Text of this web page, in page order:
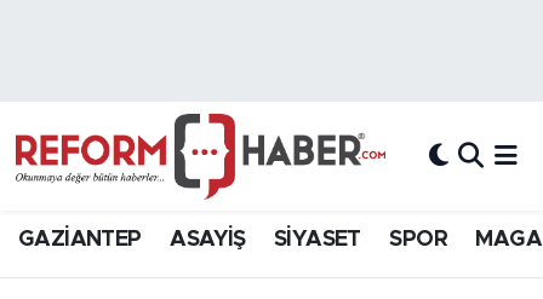
GAZİANTEP ASAYİŞ SİYASET SPOR
Hava Durumu
Süper Lig Puan Durumu ve Fikstür